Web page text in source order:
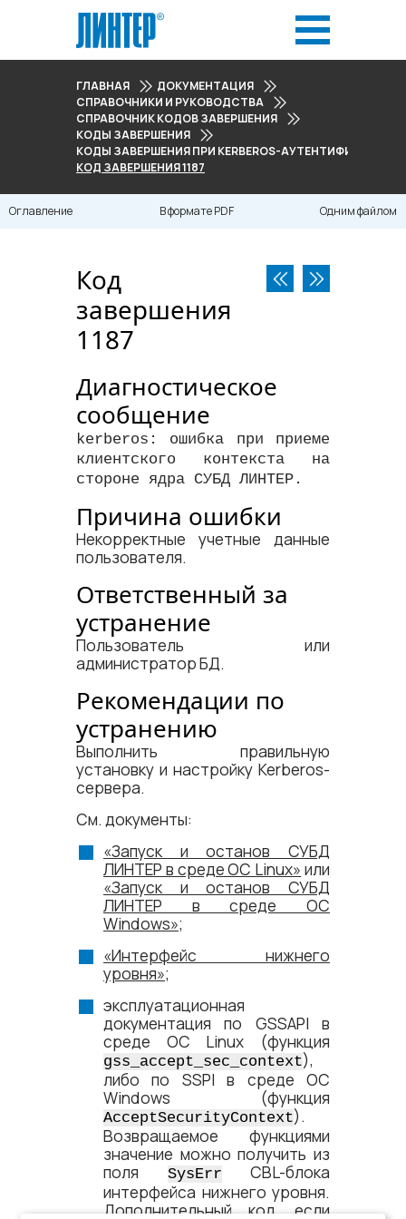
ГЛАВНАЯ
ДОКУМЕНТАЦИЯ
СПРАВОЧНИКИ И РУКОВОДСТВА
СПРАВОЧНИК КОДОВ ЗАВЕРШЕНИЯ
КОДЫ ЗАВЕРШЕНИЯ
КОДЫ ЗАВЕРШЕНИЯ ПРИ KERBEROS-АУТЕНТИФИКАЦИИ
КОД ЗАВЕРШЕНИЯ 1187
Оглавление В формате PDF Одним файлом
Код
завершения
1187
Диагностическое
сообщение
kerberos: ошибка при приеме
клиентского контекста на
стороне ядра СУБД ЛИНТЕР.
Причина ошибки
Некорректные учетные данные
пользователя.
Ответственный за
устранение
Пользователь или
администратор БД.
Рекомендации по
устранению
Выполнить правильную
установку и настройку Kerberos-
сервера.
См. документы:
«Запуск и останов СУБД
ЛИНТЕР в среде ОС Linux» или
«Запуск и останов СУБД
ЛИНТЕР в среде ОС
Windows»;
«Интерфейс нижнего
уровня»;
эксплуатационная
документация по GSSAPI в
среде ОС Linux (функция
gss_accept_sec_context),
либо по SSPI в среде ОС
Windows (функция
AcceptSecurityContext).
Возвращаемое функциями
значение можно получить из
поля
SysErr
CBL-блока
интерфейса нижнего уровня.
Дополнительный код, если